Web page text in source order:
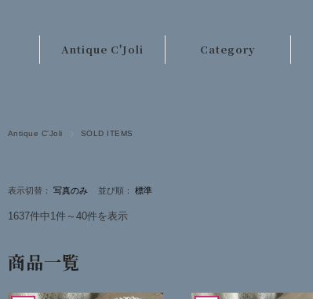
Antique C'Joli Category
Antique C'Joli SOLD ITEMS
表示切替： 並び順：
1637件中1件～40件を表示
商品一覧